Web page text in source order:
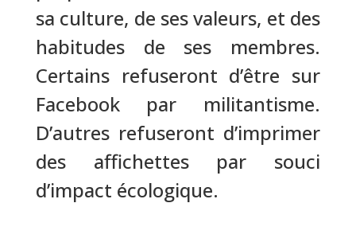
sa culture, de ses valeurs, et des
habitudes de ses membres.
Certains refuseront d’être sur
Facebook par militantisme.
D’autres refuseront d’imprimer
des affichettes par souci
d’impact écologique.